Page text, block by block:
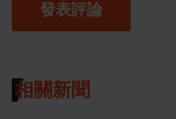
發表評論
相關新聞